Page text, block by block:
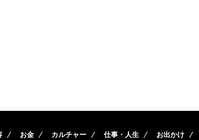
お金 カルチャー 仕事・人生 お出かけ